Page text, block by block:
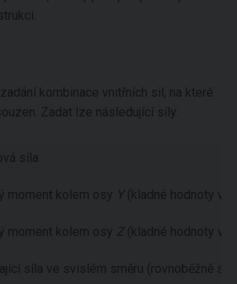
kombinace vnitřních sil, na které
Zadat lze následující síly:
síla
moment kolem osy Y (kladné hodnoty
moment kolem osy Z(kladné hodnoty
síla ve svislém směru (rovnoběžně s